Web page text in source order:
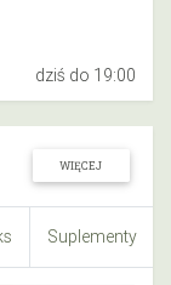
dziś do 19:00
WIĘCEJ
Suplementy